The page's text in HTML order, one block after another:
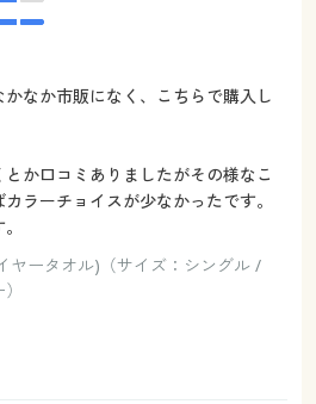
なか市販になく、こちらで購入し
か口コミありましたがその様なこ
ラーチョイスが少なかったです。
ヤータオル)（サイズ：シングル /